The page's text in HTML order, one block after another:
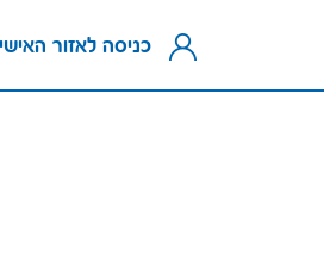
כניסה לאזור האישי